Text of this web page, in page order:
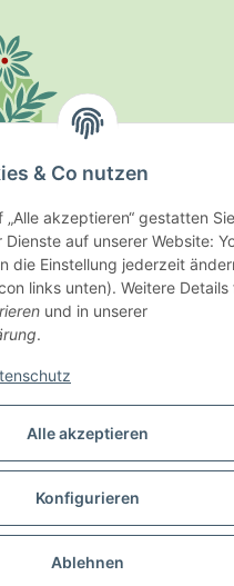
Alle akzeptieren
Konfigurieren
Ablehnen
& Co nutzen
„Alle akzeptieren“ gestatten
auf unserer Website:
die Einstellung jederzeit
links unten). Weitere Details
und in unserer
.
Altenau
684
Vertrag widerrufen
MwSt., zzgl.Versand